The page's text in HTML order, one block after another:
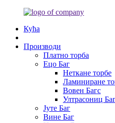
Кућа
Производи
Платно торба
Ецо Баг
Неткане торбе
Ламиниране
Вовен Багс
Ултрасониц
Јуте Баг
Вине Баг